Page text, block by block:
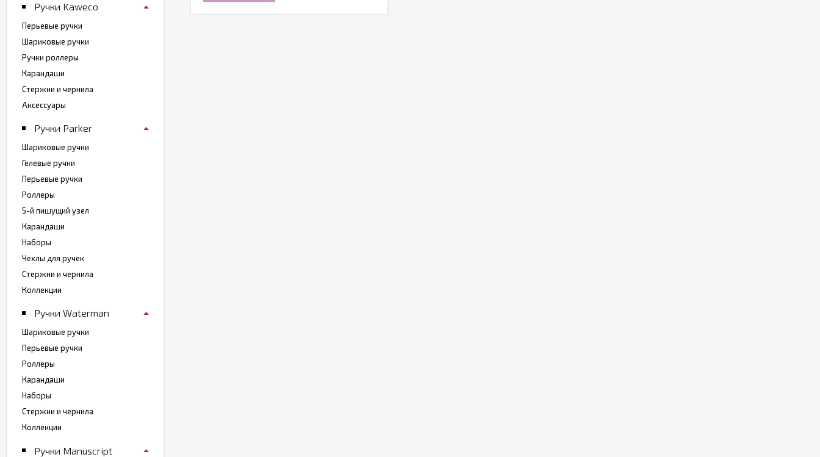
Ручки Kaweco
Перьевые ручки
Шариковые ручки
Ручки роллеры
Карандаши
Стержни и чернила
Аксессуары
Ручки Parker
Шариковые ручки
Гелевые ручки
Перьевые ручки
Роллеры
5-й пишущий узел
Карандаши
Наборы
Чехлы для ручек
Стержни и чернила
Коллекции
Ручки Waterman
Шариковые ручки
Перьевые ручки
Роллеры
Карандаши
Наборы
Стержни и чернила
Коллекции
Ручки Manuscript